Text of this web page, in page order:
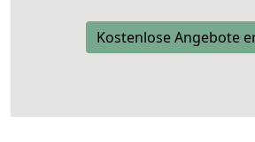
Kostenlose Angebote